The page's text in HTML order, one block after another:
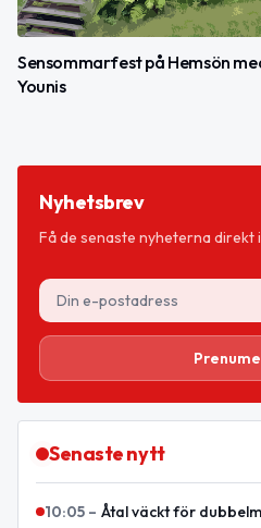
Sensommarfest på Hemsön
Younis
Nyhetsbrev
Få de senaste nyheterna direkt
Senaste nytt
10:05 – Åtal väckt för